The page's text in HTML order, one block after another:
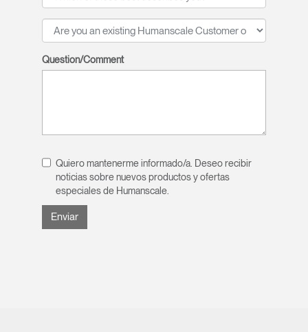
Question/Comment
Quiero mantenerme informado/a. Deseo recibir
noticias sobre nuevos productos y ofertas
especiales de Humanscale.